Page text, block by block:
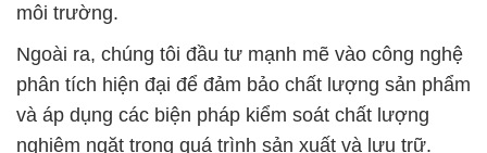
môi trường.
Ngoài ra, chúng tôi đầu tư mạnh mẽ vào công nghệ
phân tích hiện đại để đảm bảo chất lượng sản phẩm
và áp dụng các biện pháp kiểm soát chất lượng
nghiêm ngặt trong quá trình sản xuất và lưu trữ.